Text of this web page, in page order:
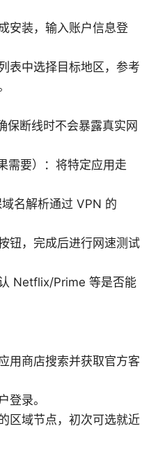
安装，输入账户信息登
表中选择目标地区，参考
保断线时不会暴露真实网
需要）：将特定应用走
名解析通过 VPN 的
钮，完成后进行网速测试
Netflix/Prime 等是否能
用商店搜索并获取官方客
登录。
区域节点，初次可选就近